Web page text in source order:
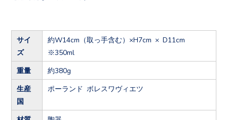
サイ
ズ
約W14cm（取っ手含む）×H7cm × D11cm
※350ml
重量 約380g
生産
国
ポーランド ボレスワヴィエツ